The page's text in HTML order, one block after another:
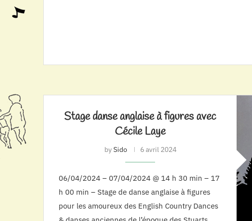
Stage danse anglaise à figures avec
Cécile Laye
bySido 6 avril 2024
06/04/2024 – 07/04/2024 @ 14 h 30 min – 17
h 00 min – Stage de danse anglaise à figures
pour les amoureux des English Country Dances